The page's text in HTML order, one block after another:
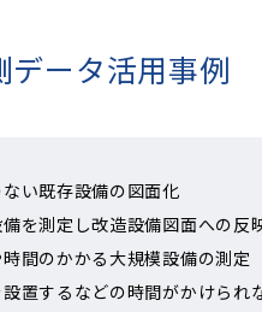
ータ活用事例
い既存設備の図面化
を測定し改造設備図面への反
間のかかる大規模設備の測定
置するなどの時間がかけられ